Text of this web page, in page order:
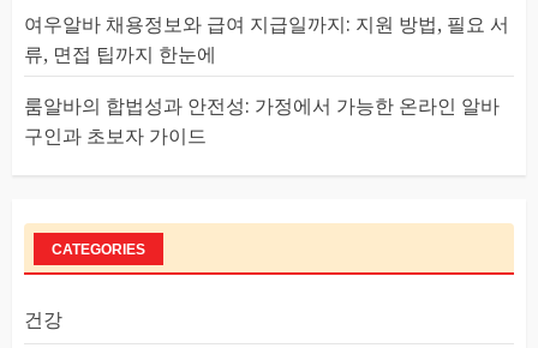
여우알바 채용정보와 급여 지급일까지: 지원 방법, 필요 서
류, 면접 팁까지 한눈에
룸알바의 합법성과 안전성: 가정에서 가능한 온라인 알바
구인과 초보자 가이드
CATEGORIES
건강